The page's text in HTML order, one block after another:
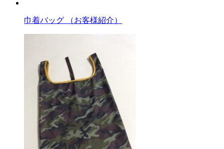
巾着バッグ （お客様紹介）